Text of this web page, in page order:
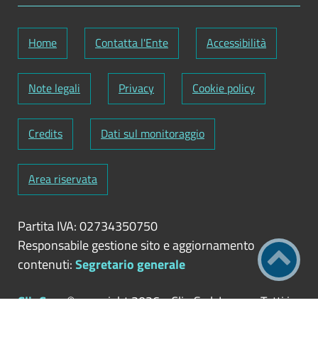
Home Contatta l'Ente Accessibilità
Note legali Privacy Cookie policy
Credits Dati sul monitoraggio
Area riservata
Partita IVA: 02734350750
Responsabile gestione sito e aggiornamento
contenuti:Segretario generale
ClioCom© copyright 2026 - Clio S.r.l. Lecce - Tutti i